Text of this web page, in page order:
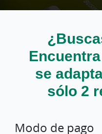
se
sólo 2
Modo de pago